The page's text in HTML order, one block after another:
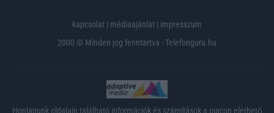
kapcsolat | médiaajánlat | impresszum
2000 © Minden jog fenntartva - Telefonguru.hu
Honlapunk oldalain található információk és számítások a piacon elérhető